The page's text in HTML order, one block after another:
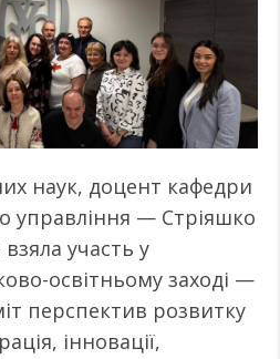
наук, доцент кафедри
управління — Стріяшко
участь у
освітньому заході —
перспектив розвитку
інновації,